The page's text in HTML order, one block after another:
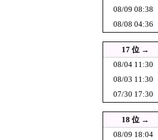
08/09 10:23
08/09 10:20
08/09 10:16
08/09 10:10
08/09 10:08
08/09 10:07
08/09 10:07
08/09 10:00
08/09 08:38
08/08 04:36
17 位 →
08/04 11:30
08/03 11:30
07/30 17:30
18 位 →
08/09 18:04